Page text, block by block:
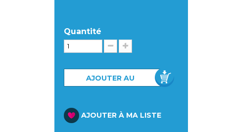
Quantité
AJOUTER AU
PANIER
AJOUTER À MA LISTE